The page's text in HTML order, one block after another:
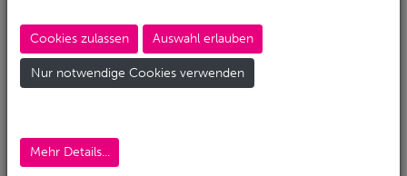
gestochenscharfe Bildqualität.
Zeitrafferaufnahmen in festgelegten Zeitintervallen,
Speicherung als Videodatei oder als Standbildserie.
Produkt-Details RM-4K
Cookies zulassen Auswahl erlauben
Nur notwendige Cookies verwenden
Mehr Details...